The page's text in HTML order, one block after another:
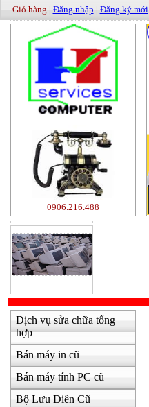
Giỏ hàng | Đăng nhập | Đăng ký mới
0906.216.488
500000
Dịch vụ sửa chữa tổng
hợp
Bán máy in cũ
Bán máy tính PC cũ
Bộ Lưu Điên Cũ